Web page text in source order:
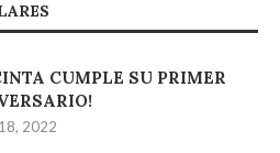
CUMPLE SU PRIMER
2022